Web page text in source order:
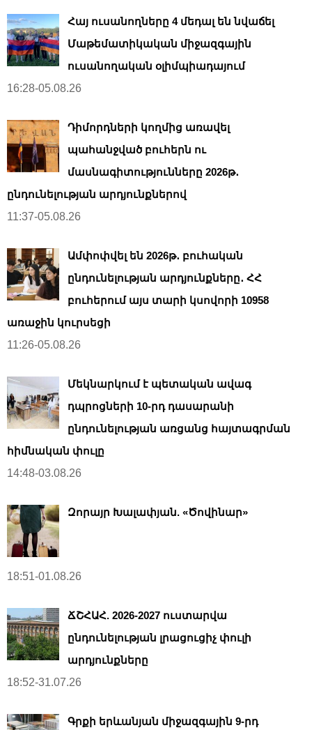
Հայ ուսանողները 4 մեդալ են նվաճել
Մաթեմատիկական միջազգային
ուսանողական օլիմպիադայում
16:28-05.08.26
Դիմորդների կողմից առավել
պահանջված բուհերն ու
մասնագիտությունները 2026թ․
ընդունելության արդյունքներով
11:37-05.08.26
Ամփոփվել են 2026թ․ բուհական
ընդունելության արդյունքները․ ՀՀ
բուհերում այս տարի կսովորի 10958
առաջին կուրսեցի
11:26-05.08.26
Մեկնարկում է պետական ավագ
դպրոցների 10-րդ դասարանի
ընդունելության առցանց հայտագրման
հիմնական փուլը
14:48-03.08.26
Զորայր Խալափյան. «Ծովինար»
18:51-01.08.26
ՃՇՀԱՀ. 2026-2027 ուստարվա
ընդունելության լրացուցիչ փուլի
արդյունքները
18:52-31.07.26
Գրքի երևանյան միջազգային 9-րդ